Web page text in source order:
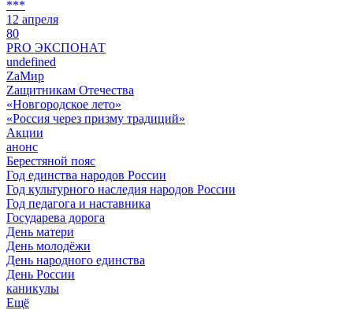
***
12 апреля
80
PRO ЭКСПОНАТ
undefined
ZaМир
Zащитникам Отечества
«Новгородское лето»
«Россия через призму традиций»
Акции
анонс
Берестяной пояс
Год единства народов России
Год культурного наследия народов России
Год педагога и наставника
Государева дорога
День матери
День молодёжи
День народного единства
День России
каникулы
Ещё